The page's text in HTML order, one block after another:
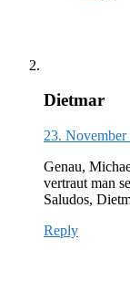
Dietmar
23. November
Genau,
vertraut man
Saludos,
Reply